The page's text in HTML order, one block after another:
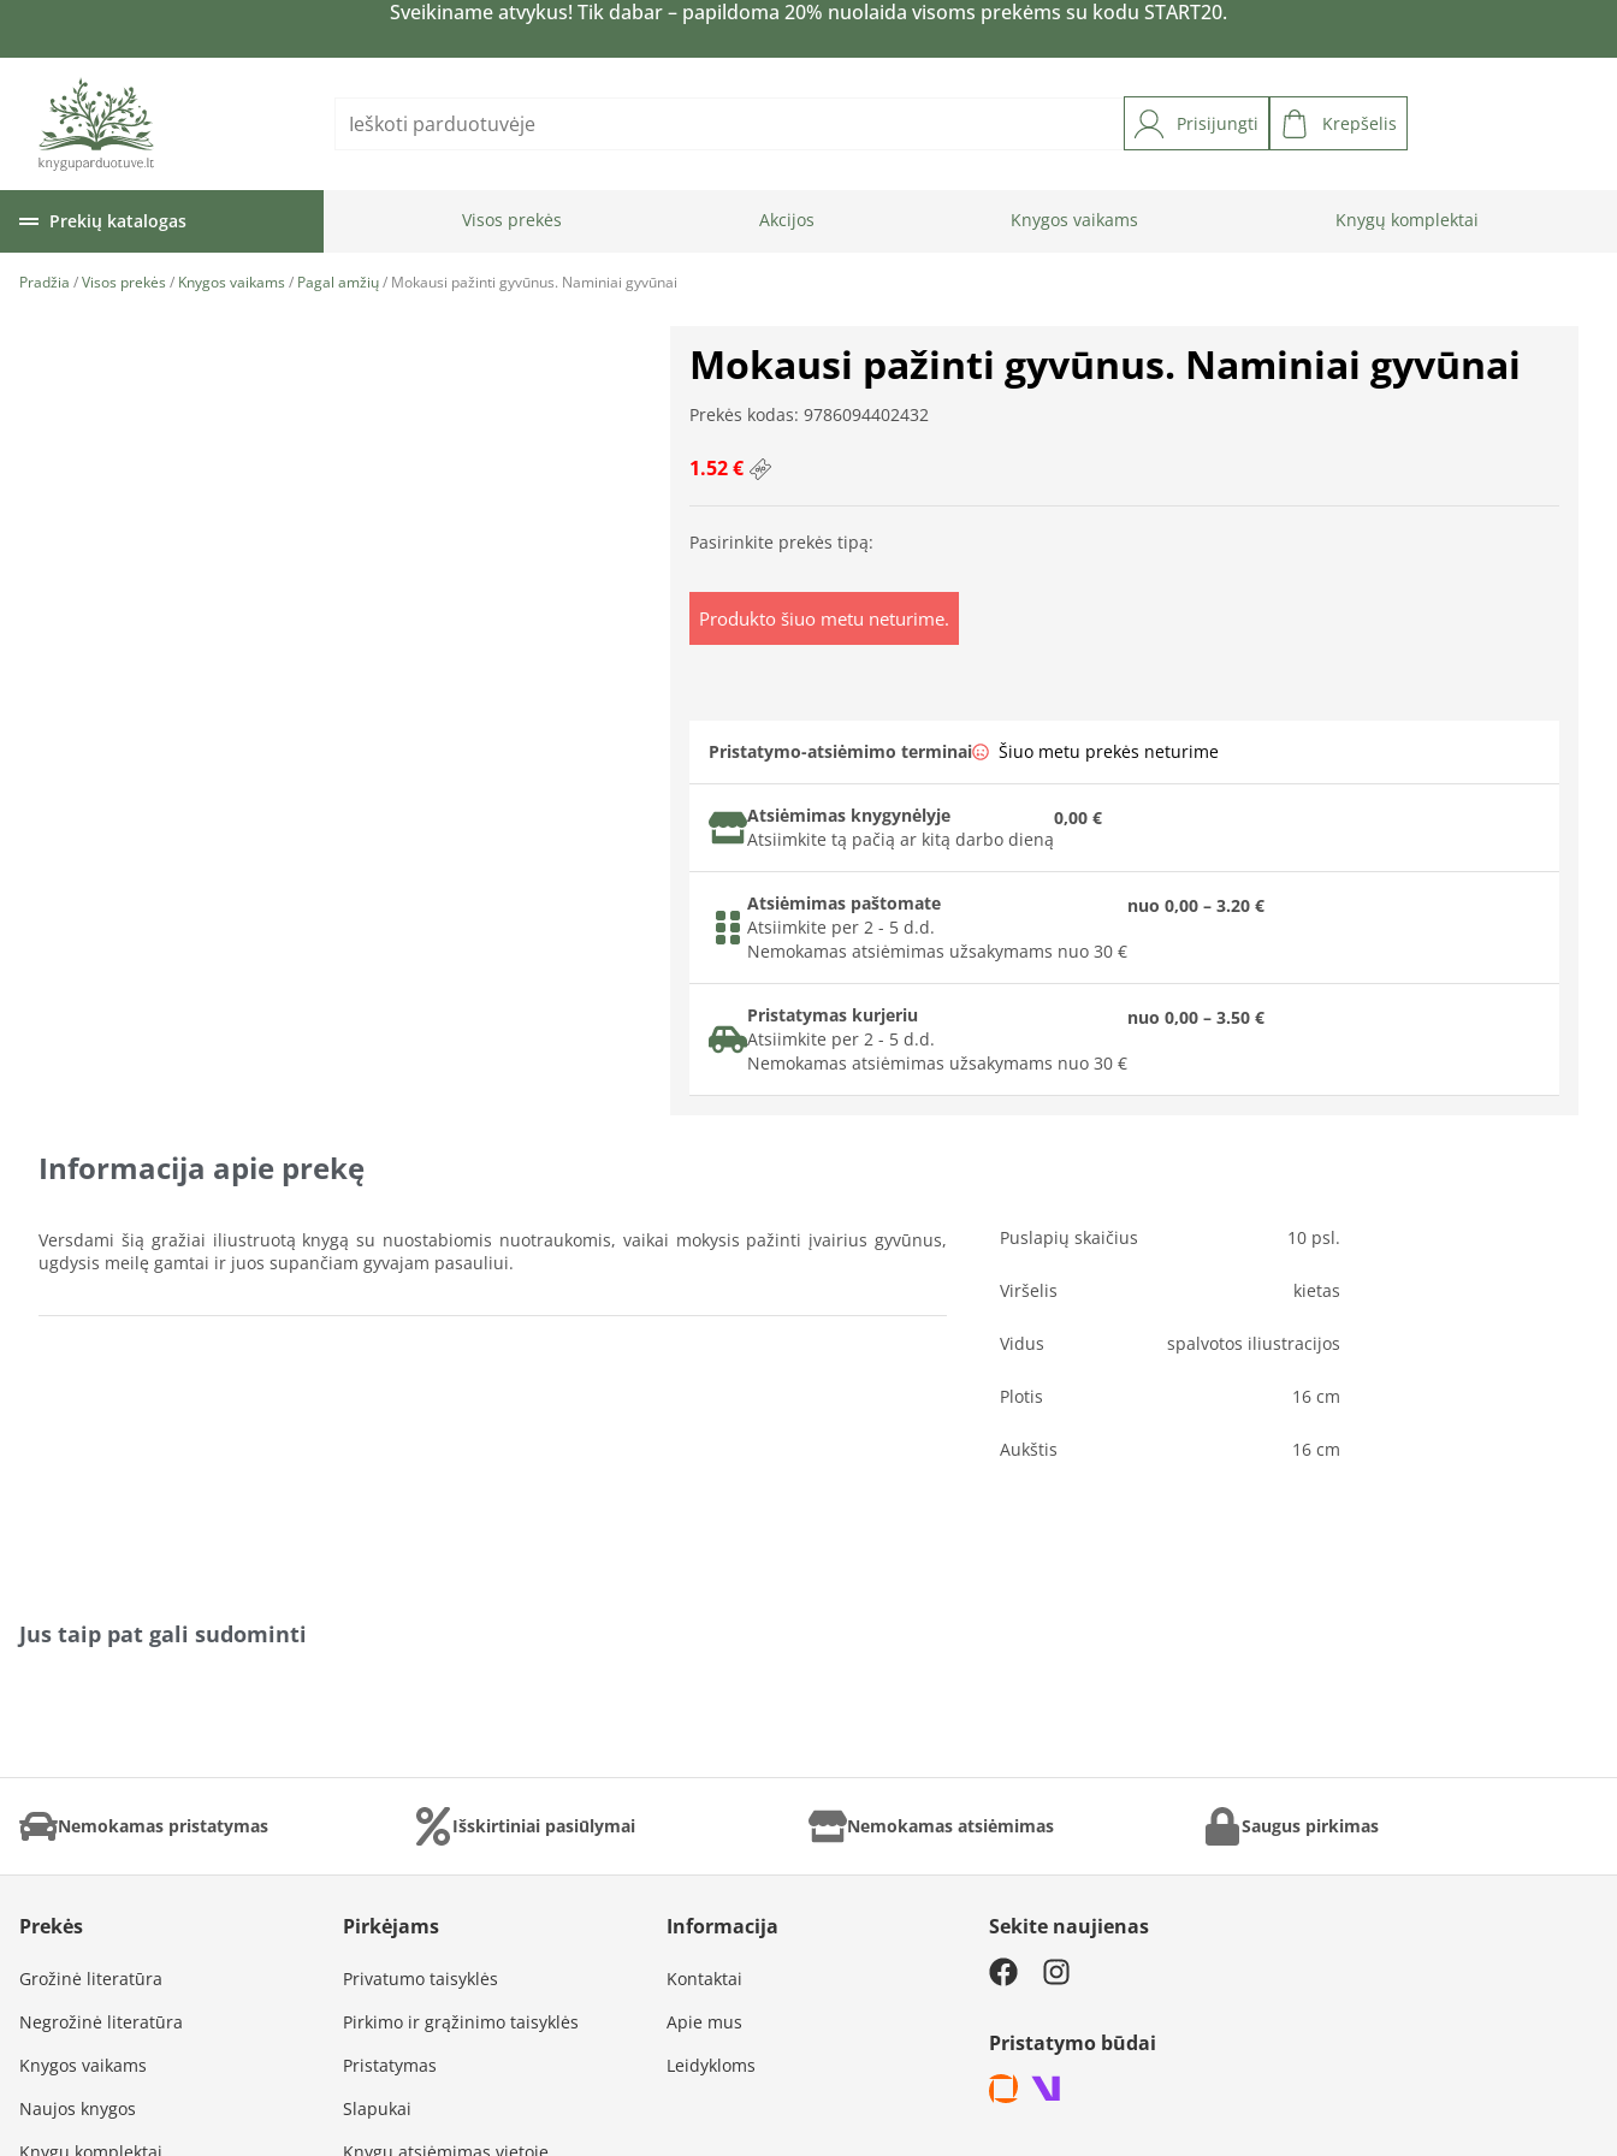
Sveikiname atvykus! Tik dabar – papildoma 20% nuolaida visoms prekėms su kodu START20.
Prisijungti Krepšelis
Prekių katalogas Visos prekės Akcijos Knygos vaikams Knygų komplektai
Pradžia /Visos prekės / Knygos vaikams / Pagal amžių/ Mokausi pažinti gyvūnus. Naminiai gyvūnai
Mokausi pažinti gyvūnus. Naminiai gyvūnai
Prekės kodas: 9786094402432
1.52 €
Pasirinkite prekės tipą:
Produkto šiuo metu neturime.
Pristatymo-atsiėmimo terminai Šiuo metu prekės neturime
Atsiėmimas knygynėlyje
Atsiimkite tą pačią ar kitą darbo dieną
0,00 €
Atsiėmimas paštomate
Atsiimkite per 2 - 5 d.d.
Nemokamas atsiėmimas užsakymams nuo 30 €
nuo 0,00 – 3.20 €
Pristatymas kurjeriu
Atsiimkite per 2 - 5 d.d.
Nemokamas atsiėmimas užsakymams nuo 30 €
nuo 0,00 – 3.50 €
Informacija apie prekę
Versdami šią gražiai iliustruotą knygą su nuostabiomis nuotraukomis, vaikai mokysis pažinti įvairius gyvūnus,
ugdysis meilę gamtai ir juos supančiam gyvajam pasauliui.
Puslapių skaičius 10 psl.
Viršelis kietas
Vidus spalvotos iliustracijos
Plotis 16 cm
Aukštis 16 cm
Jus taip pat gali sudominti
Nemokamas pristatymas Išskirtiniai pasiūlymai Nemokamas atsiėmimas Saugus pirkimas
Prekės
Grožinė literatūra
Negrožinė literatūra
Knygos vaikams
Naujos knygos
Pirkėjams
Privatumo taisyklės
Pirkimo ir grąžinimo taisyklės
Pristatymas
Slapukai
Informacija
Kontaktai
Apie mus
Leidykloms
Sekite naujienas
Pristatymo būdai